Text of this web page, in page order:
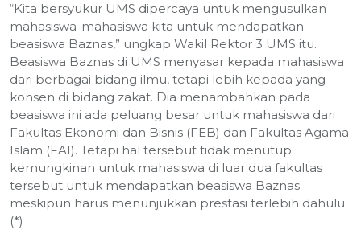
“Kita bersyukur UMS dipercaya untuk mengusulkan
mahasiswa-mahasiswa kita untuk mendapatkan
beasiswa Baznas,” ungkap Wakil Rektor 3 UMS itu.
Beasiswa Baznas di UMS menyasar kepada mahasiswa
dari berbagai bidang ilmu, tetapi lebih kepada yang
konsen di bidang zakat. Dia menambahkan pada
beasiswa ini ada peluang besar untuk mahasiswa dari
Fakultas Ekonomi dan Bisnis (FEB) dan Fakultas Agama
Islam (FAI). Tetapi hal tersebut tidak menutup
kemungkinan untuk mahasiswa di luar dua fakultas
tersebut untuk mendapatkan beasiswa Baznas
meskipun harus menunjukkan prestasi terlebih dahulu.
(*)